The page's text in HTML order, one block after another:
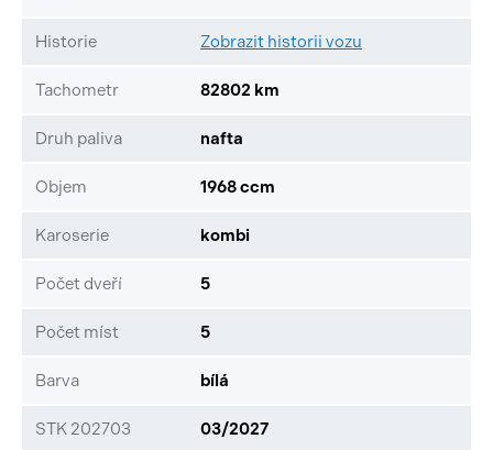
Historie Zobrazit historii vozu
Tachometr 82802 km
Druh paliva nafta
Objem 1968 ccm
Karoserie kombi
Počet dveří 5
Počet míst 5
Barva bílá
STK 202703 03/2027